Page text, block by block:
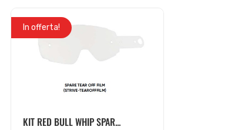
In offerta!
KIT RED BULL WHIP SPAR...